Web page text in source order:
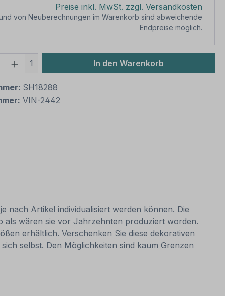
Preise inkl. MwSt. zzgl. Versandkosten
von Neuberechnungen im Warenkorb sind abweichende
Endpreise möglich.
Anzahl: Gib den gewünschten Wert
1 In den Warenkorb
SH18288
VIN-2442
nach Artikel individualisiert werden können. Die
als wären sie vor Jahrzehnten produziert worden.
erhältlich. Verschenken Sie diese dekorativen
selbst. Den Möglichkeiten sind kaum Grenzen